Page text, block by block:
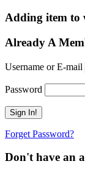
Adding item to
Already A
Username or E-mail
Password
Forget Password?
Don't have an